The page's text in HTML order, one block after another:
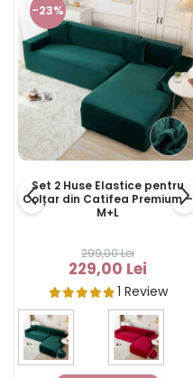
-23%
Set 2 Huse Elastice pentru
Colțar din Catifea Premium –
M+L
299,00 Lei
229,00 Lei
1 Review